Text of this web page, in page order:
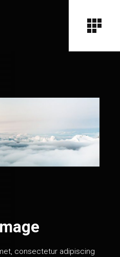
consectetur adipiscing